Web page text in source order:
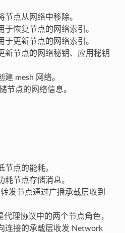
节点从网络中移除。
于恢复节点的网络索引。
于更新节点的网络索引。
新节点的网络秘钥、应用秘钥
mesh 网络。
节点的网络信息。
节点的能耗。
耗节点存储消息。
发节点通过广播承载层收到
代理协议中的两个节点角色，
连接的承载层收发 Network